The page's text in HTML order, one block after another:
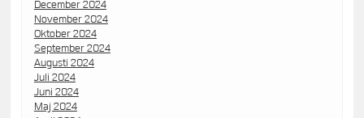
December 2024
November 2024
Oktober 2024
September 2024
Augusti 2024
Juli 2024
Juni 2024
Maj 2024